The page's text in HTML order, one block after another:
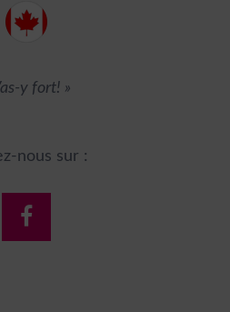
y fort! »
nous sur :